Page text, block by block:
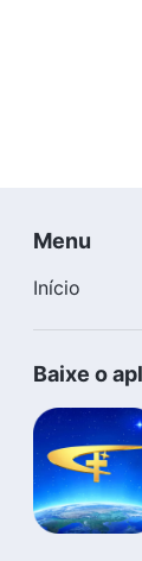
Menu
Início
Baixe o